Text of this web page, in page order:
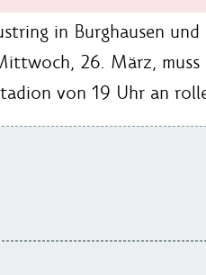
in Burghausen
26. März, muss
von 19 Uhr an